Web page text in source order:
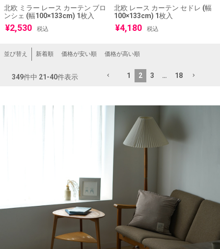
北欧 ミラー レース カーテン ブロ
ンシェ (幅100×133cm) 1枚入
¥2,530 税込
北欧 レース カーテン セドレ (幅
100×133cm) 1枚入
¥4,180 税込
並び替え 新着順 価格が安い順 価格が高い順
349件中 21 -40件表示 1 2 3 … 18